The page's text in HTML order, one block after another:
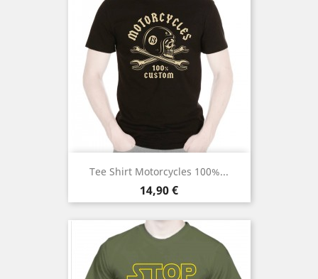
Tee Shirt Motorcycles 100%...
Prix
14,90 €